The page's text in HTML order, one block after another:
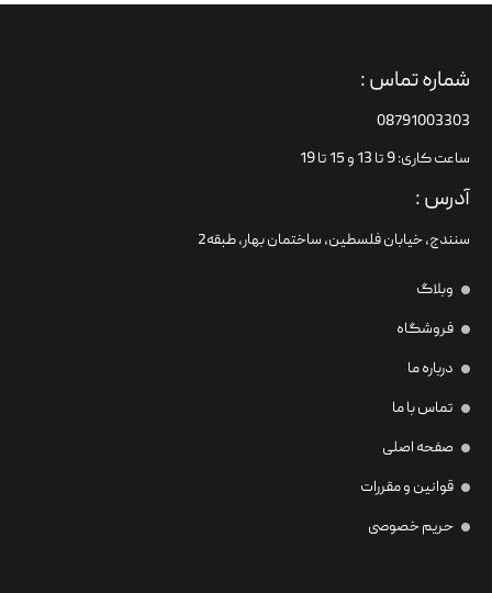
شماره تماس :
08791003303
ساعت کاری: 9 تا 13 و 15 تا 19
آدرس :
سنندج، خیابان فلسطین،‌ ساختمان بهار، طبقه2
وبلاگ
فروشگاه
درباره ما
تماس با ما
صفحه اصلی
قوانین و مقررات
حریم خصوصی